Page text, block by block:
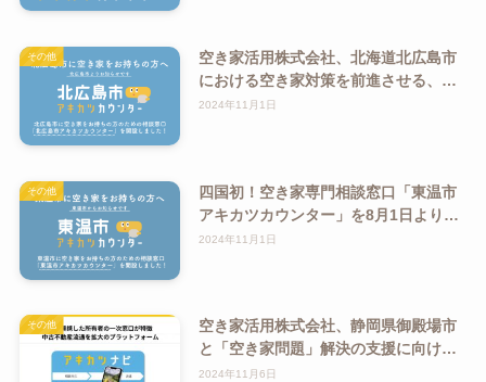
その他
空き家活用株式会社、北海道北広島市
における空き家対策を前進させる、空
き家所有者のための専門相談窓口「北
2024年11月1日
その他
四国初！空き家専門相談窓口「東温市
アキカツカウンター」を8月1日より開
設。東温市、地元事業者と、全国で窓
2024年11月1日
その他
空き家活用株式会社、静岡県御殿場市
と「空き家問題」解決の支援に向けた
協定を締結
2024年11月6日